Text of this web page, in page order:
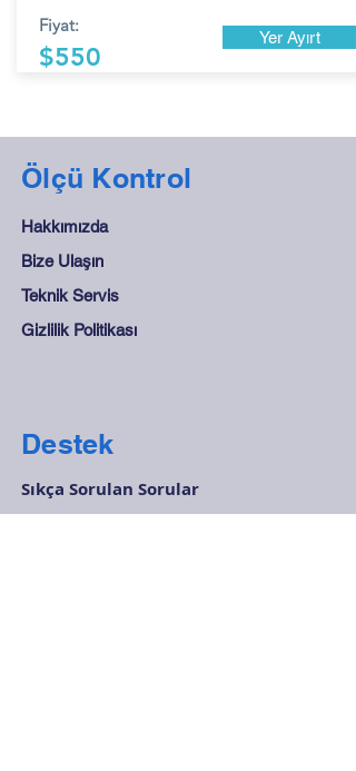
Fiyat:
$550
Yer Ayırt
Ölçü Kontrol
Hakkımızda
Bize Ulaşın
Teknik Servis
Gizlilik Politikası
Destek
Sıkça Sorulan Sorular